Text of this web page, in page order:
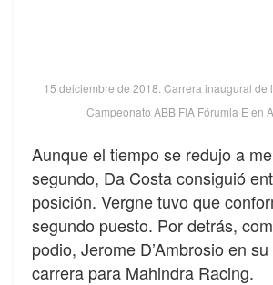
15 deiciembre de 2018. Carrera inaugural de
Campeonato ABB FIA Fórumla E en
Aunque el tiempo se redujo a
segundo, Da Costa consiguió
posición. Vergne tuvo que
segundo puesto. Por detrás,
podio, Jerome D’Ambrosio en
carrera para Mahindra Racing.